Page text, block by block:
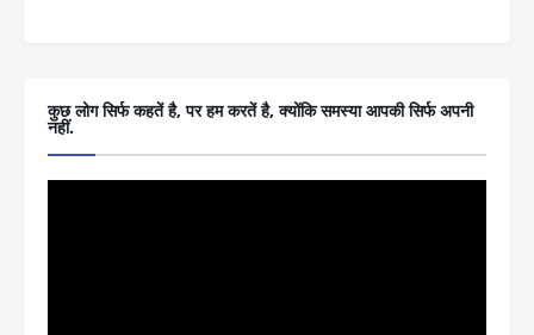
कुछ लोग सिर्फ कहतें है, पर हम करतें है, क्योंकि समस्या आपकी सिर्फ अपनी
नहीं.